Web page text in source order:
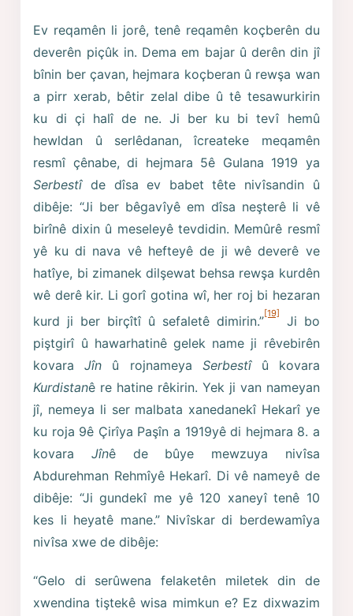
Ev reqamên li jorê, tenê reqamên koçberên du
deverên piçûk in. Dema em bajar û derên din jî
bînin ber çavan, hejmara koçberan û rewşa wan
a pirr xerab, bêtir zelal dibe û tê tesawurkirin
ku di çi halî de ne. Ji ber ku bi tevî hemû
hewldan û serlêdanan, îcreateke meqamên
resmî çênabe, di hejmara 5ê Gulana 1919 ya
Serbestîde dîsa ev babet tête nivîsandin û
dibêje: “Ji ber bêgavîyê em dîsa neşterê li vê
birînê dixin û meseleyê tevdidin. Memûrê resmî
yê ku di nava vê hefteyê de ji wê deverê ve
hatîye, bi zimanek dilşewat behsa rewşa kurdên
wê derê kir. Li gorî gotina wî, her roj bi hezaran
kurd ji ber birçîtî û sefaletê dimirin.”[19]
Ji bo
piştgirî û hawarhatinê gelek name ji rêvebirên
kovaraJîn û rojnameya Serbestîû kovara
Kurdistanê re hatine rêkirin. Yek ji van nameyan
jî, nemeya li ser malbata xanedanekî Hekarî ye
ku roja 9ê Çirîya Paşîn a 1919yê di hejmara 8. a
kovaraJînê de bûye mewzuya nivîsa
Abdurehman Rehmîyê Hekarî. Di vê nameyê de
dibêje: “Ji gundekî me yê 120 xaneyî tenê 10
kes li heyatê mane.” Nivîskar di berdewamîya
nivîsa xwe de dibêje:
“Gelo di serûwena felaketên miletek din de
xwendina tiştekê wisa mimkun e? Ez dixwazim